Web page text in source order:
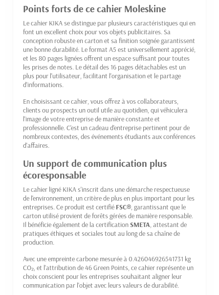
Points forts de ce cahier Moleskine
Le cahier KIKA se distingue par plusieurs caractéristiques qui en
font un excellent choix pour vos objets publicitaires. Sa
conception robuste en carton et sa finition soignée garantissent
une bonne durabilité. Le format A5 est universellement apprécié,
et les 80 pages lignées offrent un espace suffisant pour toutes
les prises de notes. Le détail des 16 pages détachables est un
plus pour l'utilisateur, facilitant l'organisation et le partage
d'informations.
En choisissant ce cahier, vous offrez à vos collaborateurs,
clients ou prospects un outil utile au quotidien, qui véhiculera
l'image de votre entreprise de manière constante et
professionnelle. C'est un cadeau d'entreprise pertinent pour de
nombreux contextes, des événements étudiants aux conférences
d'affaires.
Un support de communication plus
écoresponsable
Le cahier ligné KIKA s'inscrit dans une démarche respectueuse
de l'environnement, un critère de plus en plus important pour les
entreprises. Ce produit est certifié FSC®, garantissant que le
carton utilisé provient de forêts gérées de manière responsable.
Il bénéficie également de la certificationSMETA, attestant de
pratiques éthiques et sociales tout au long de sa chaîne de
production.
Avec une empreinte carbone mesurée à 0.426046926541731 kg
CO₂, et l'attribution de 46 Green Points, ce cahier représente un
choix conscient pour les entreprises souhaitant aligner leur
communication par l'objet avec leurs valeurs de durabilité.